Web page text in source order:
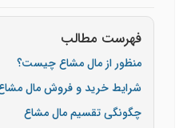
فهرست مطالب
منظور از مال مشاع چیست؟
شرایط خرید و فروش مال
چگونگی تقسیم مال مشاع